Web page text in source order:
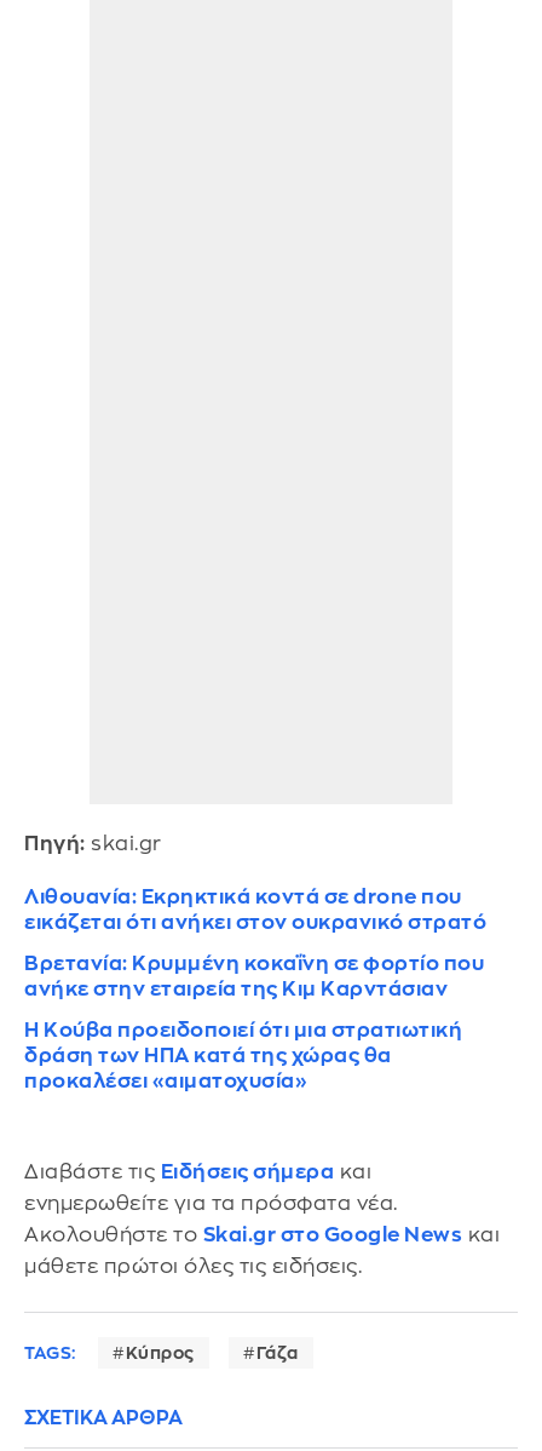
Πηγή: skai.gr
Λιθουανία: Εκρηκτικά κοντά σε drone που
εικάζεται ότι ανήκει στον ουκρανικό στρατό
Βρετανία: Κρυμμένη κοκαΐνη σε φορτίο που
ανήκε στην εταιρεία της Κιμ Καρντάσιαν
Η Κούβα προειδοποιεί ότι μια στρατιωτική
δράση των ΗΠΑ κατά της χώρας θα
προκαλέσει «αιματοχυσία»
Διαβάστε τις Ειδήσεις σήμερα και
ενημερωθείτε για τα πρόσφατα νέα.
Ακολουθήστε το Skai.gr στο Google News και
μάθετε πρώτοι όλες τις ειδήσεις.
TAGS: Κύπρος Γάζα
ΣΧΕΤΙΚΑ ΑΡΘΡΑ